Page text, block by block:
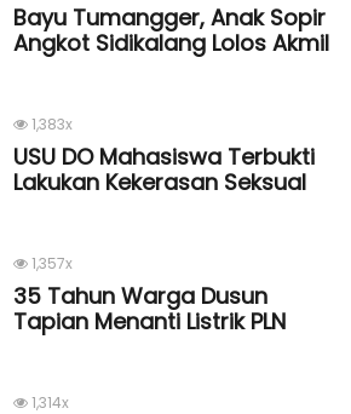
Bayu Tumangger, Anak Sopir
Angkot Sidikalang Lolos Akmil
1,383x
USU DO Mahasiswa Terbukti
Lakukan Kekerasan Seksual
1,357x
35 Tahun Warga Dusun
Tapian Menanti Listrik PLN
1,314x